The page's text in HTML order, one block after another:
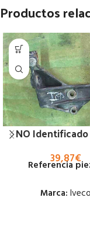
Productos
NO
39,87€
Referencia
Marca: Iveco